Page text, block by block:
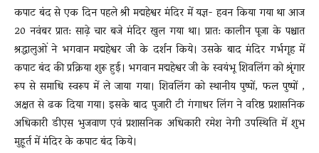
कपाट बंद से एक दिन पहले श्री मद्महेश्वर मंदिर में यज्ञ- हवन किया गया था आज
20 नवंबर प्रात: साढ़े चार बजे मंदिर खुल गया था। प्रात: कालीन पूजा के पश्चात
श्रद्धालुओं ने भगवान मद्महेश्वर जी के दर्शन किये। उसके बाद मंदिर गर्भगृह में
कपाट बंद की प्रक्रिया शुरू हुई। भगवान मद्महेश्वर जी के स्वयंभू शिवलिंग को श्रृंगार
रूप से समाधि स्वरूप में ले जाया गया। शिवलिंग को स्थानीय पुष्पों, फल पुष्पों ,
अक्षत से ढक दिया गया। इसके बाद पुजारी टी गंगाधर लिंग ने वरिष्ठ प्रशासनिक
अधिकारी डीएस भुजवाण एवं प्रशासनिक अधिकारी रमेश नेगी उपस्थिति में शुभ
मुहूर्त में मंदिर के कपाट बंद किये।